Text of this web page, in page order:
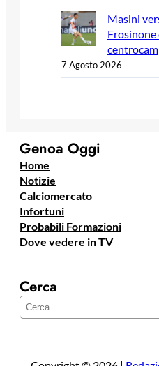
Masini
7 Agosto 2026
Genoa Oggi
Home
Notizie
Calciomercato
Infortuni
Probabili Formazioni
Dove vedere in TV
Cerca